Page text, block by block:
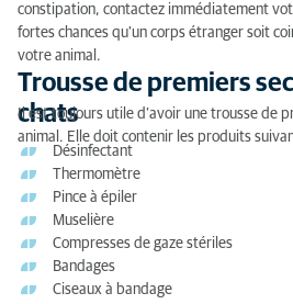
constipation, contactez immédiatement
fortes chances qu'un corps étranger soit
votre animal.
Trousse de premiers
chats
Il est toujours utile d’avoir une trousse de
animal. Elle doit contenir les produits
Désinfectant
Thermomètre
Pince à épiler
Muselière
Compresses de gaze stériles
Bandages
Ciseaux à bandage